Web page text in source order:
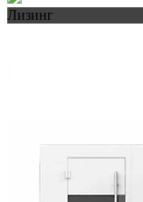
Лизинг